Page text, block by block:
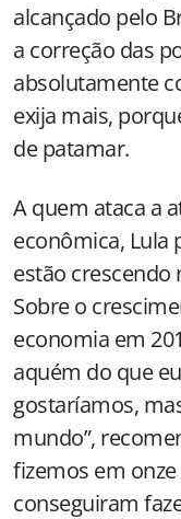
alcançado pelo
a correção das
absolutamente
exija mais,
de patamar.
A quem ataca a
econômica, Lula
estão crescendo
Sobre o
economia em
aquém do que
gostaríamos,
mundo”,
fizemos em
conseguiram